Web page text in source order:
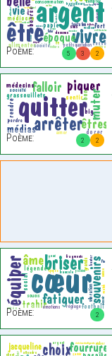
5 3 2
Poème:
2 2
Poème:
2
Poème: